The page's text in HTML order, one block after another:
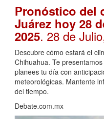
Pronóstico del
Juárez hoy 28
2025. 28 de
Descubre cómo estará el
Chihuahua. Te
planees tu día con
meteorológicas. Mantente
del tiempo.
Debate.com.mx